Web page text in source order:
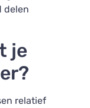
delen
je
relatief